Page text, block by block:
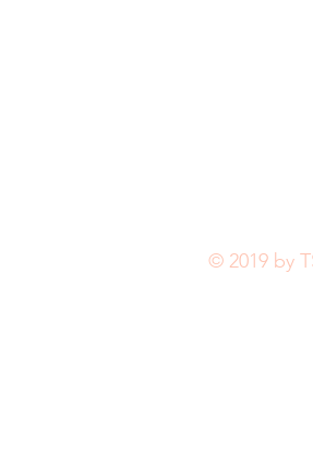
© 2019 by